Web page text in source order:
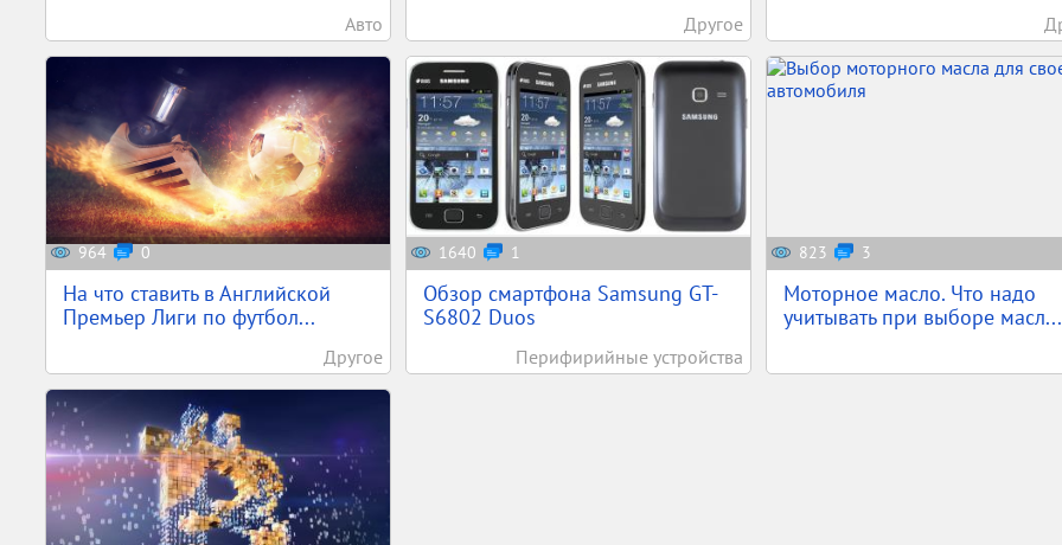
Авто Другое
964 0
На что ставить в Английской
Премьер Лиги по футбол...
Другое
1640 1
Обзор смартфона Samsung GT-
S6802 Duos
Перифирийные устройства
823 3
Моторное масло. Что надо
учитывать при выборе масл...